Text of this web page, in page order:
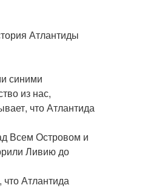
Атлантиды
синими
из нас,
что Атлантида
Всем Островом и
Ливию до
что Атлантида